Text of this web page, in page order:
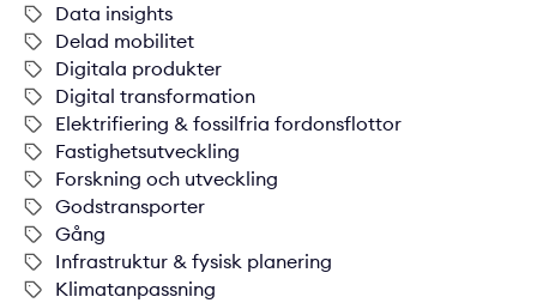
Data insights
Delad mobilitet
Digitala produkter
Digital transformation
Elektrifiering & fossilfria fordonsflottor
Fastighetsutveckling
Forskning och utveckling
Godstransporter
Gång
Infrastruktur & fysisk planering
Klimatanpassning